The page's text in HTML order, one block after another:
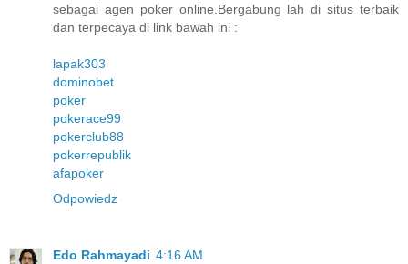
sebagai agen poker online.Bergabung lah di situs terbaik
dan terpecaya di link bawah ini :
lapak303
dominobet
poker
pokerace99
pokerclub88
pokerrepublik
afapoker
Odpowiedz
Edo Rahmayadi 4:16 AM